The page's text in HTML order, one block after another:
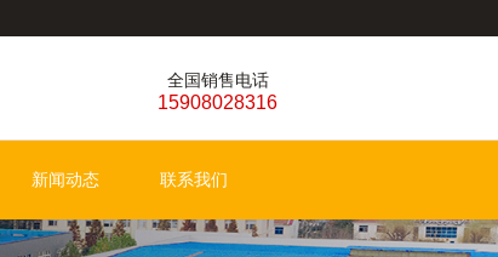
全国销售电话
15908028316
新闻动态 联系我们